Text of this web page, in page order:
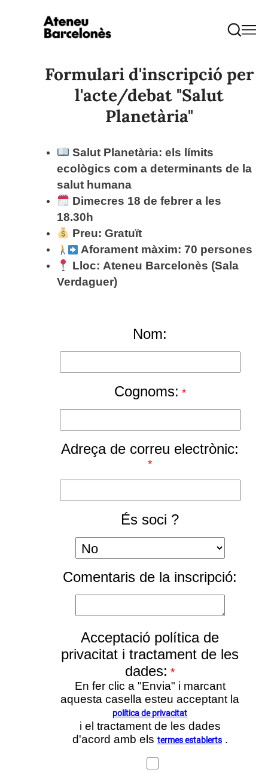
Formulari d'inscripció per
l'acte/debat "Salut
Planetària"
Salut Planetària: els límits
ecològics com a determinants de la
salut humana
Dimecres 18 de febrer a les
18.30h
Preu: Gratuït
Aforament màxim:70 persones
Lloc: Ateneu Barcelonès (Sala
Verdaguer)
Nom:
Cognoms: *
Adreça de correu electrònic:
*
És soci ?
Comentaris de la inscripció:
Acceptació política de
privacitat i tractament de les
dades: *
En fer clic a "Envia" i marcant
aquesta casella esteu acceptant la
política de privacitat
i el tractament de les dades
d'acord amb els termes establerts.